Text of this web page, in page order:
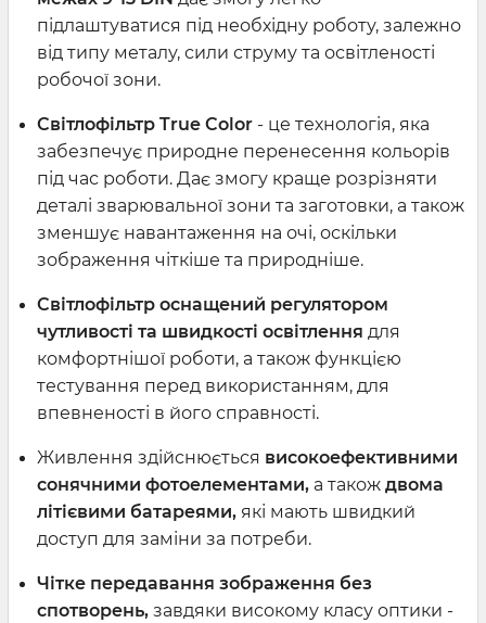
підлаштуватися під необхідну роботу, залежно
від типу металу, сили струму та освітленості
робочої зони.
Світлофільтр True Color - це технологія, яка
забезпечує природне перенесення кольорів
під час роботи. Дає змогу краще розрізняти
деталі зварювальної зони та заготовки, а також
зменшує навантаження на очі, оскільки
зображення чіткіше та природніше.
Світлофільтр оснащений регулятором
чутливості та швидкості освітлення для
комфортнішої роботи, а також функцією
тестування перед використанням, для
впевненості в його справності.
Живлення здійснюється високоефективними
сонячними фотоелементами, а також двома
літієвими батареями, які мають швидкий
доступ для заміни за потреби.
Чітке передавання зображення без
спотворень, завдяки високому класу оптики -